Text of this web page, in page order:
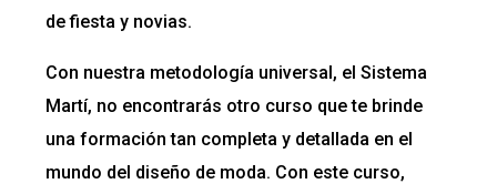
de fiesta y novias.
Con nuestra metodología universal, el Sistema
Martí, no encontrarás otro curso que te brinde
una formación tan completa y detallada en el
mundo del diseño de moda. Con este curso,